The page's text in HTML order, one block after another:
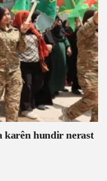
karên hundir nerast